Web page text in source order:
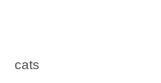
cats